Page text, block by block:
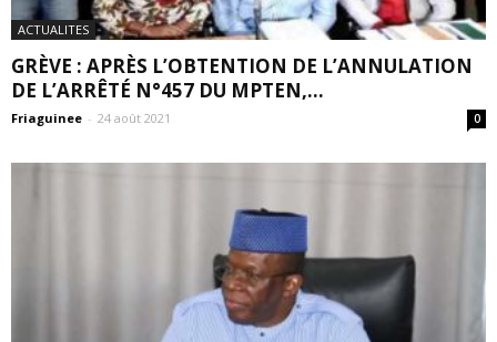
ACTUALITES
GRÈVE : APRÈS L’OBTENTION DE L’ANNULATION
DE L’ARRÊTÉ N°457 DU MPTEN,...
Friaguinee - 24 août 2021 0